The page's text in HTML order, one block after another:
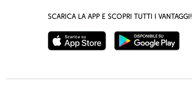
Scarica la App e scopri tutti i vantaggi!